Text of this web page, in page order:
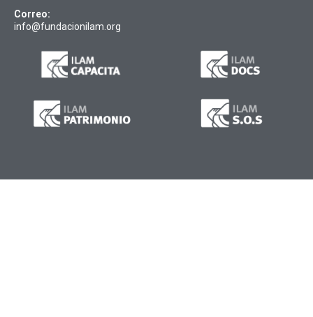
Correo:
info@fundacionilam.org